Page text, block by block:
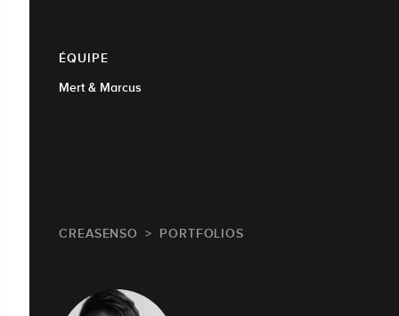
ÉQUIPE
Mert & Marcus
CREASENSO PORTFOLIOS